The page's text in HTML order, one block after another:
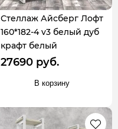
Стеллаж Айсберг Лофт
160*182-4 v3 белый дуб
крафт белый
27690 руб.
В корзину